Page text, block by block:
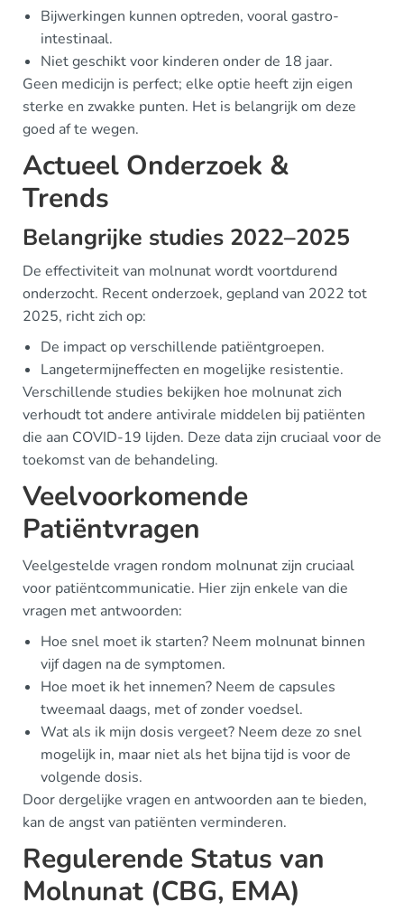
Bijwerkingen kunnen optreden, vooral gastro-
intestinaal.
Niet geschikt voor kinderen onder de 18 jaar.
Geen medicijn is perfect; elke optie heeft zijn eigen
sterke en zwakke punten. Het is belangrijk om deze
goed af te wegen.
Actueel Onderzoek &
Trends
Belangrijke studies 2022–2025
De effectiviteit van molnunat wordt voortdurend
onderzocht. Recent onderzoek, gepland van 2022 tot
2025, richt zich op:
De impact op verschillende patiëntgroepen.
Langetermijneffecten en mogelijke resistentie.
Verschillende studies bekijken hoe molnunat zich
verhoudt tot andere antivirale middelen bij patiënten
die aan COVID-19 lijden. Deze data zijn cruciaal voor de
toekomst van de behandeling.
Veelvoorkomende
Patiëntvragen
Veelgestelde vragen rondom molnunat zijn cruciaal
voor patiëntcommunicatie. Hier zijn enkele van die
vragen met antwoorden:
Hoe snel moet ik starten? Neem molnunat binnen
vijf dagen na de symptomen.
Hoe moet ik het innemen? Neem de capsules
tweemaal daags, met of zonder voedsel.
Wat als ik mijn dosis vergeet? Neem deze zo snel
mogelijk in, maar niet als het bijna tijd is voor de
volgende dosis.
Door dergelijke vragen en antwoorden aan te bieden,
kan de angst van patiënten verminderen.
Regulerende Status van
Molnunat (CBG, EMA)